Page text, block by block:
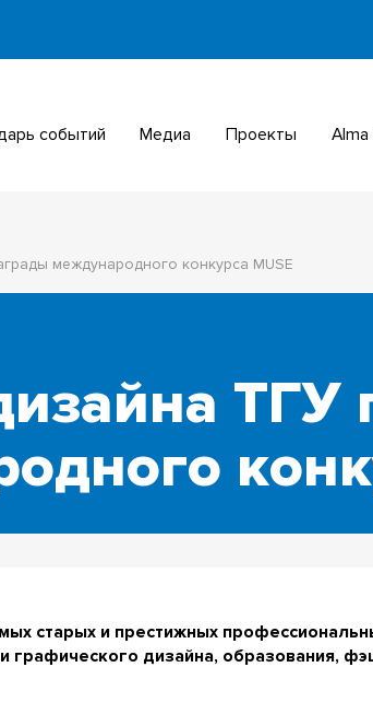
событий Медиа Проекты
международного конкурса MUSE
ТГУ
старых и престижных
графического дизайна, образования,